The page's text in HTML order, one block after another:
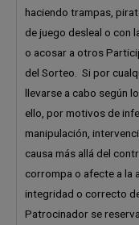
haciendo trampas,
de juego desleal o con
o acosar a otros
del Sorteo. Si por
llevarse a cabo según
ello, por motivos de
manipulación,
causa más allá del
corrompa o afecte a la
integridad o correcto
Patrocinador se